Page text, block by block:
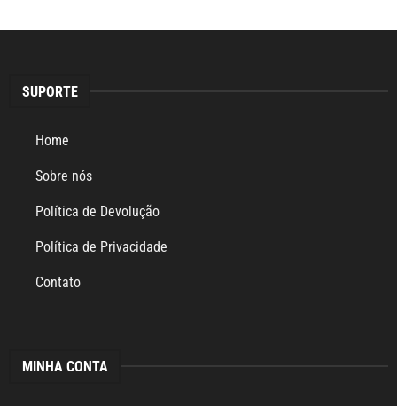
SUPORTE
Home
Sobre nós
Política de Devolução
Política de Privacidade
Contato
MINHA CONTA